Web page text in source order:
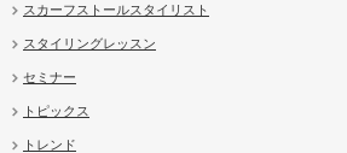
スカーフストールスタイリスト
スタイリングレッスン
セミナー
トピックス
トレンド